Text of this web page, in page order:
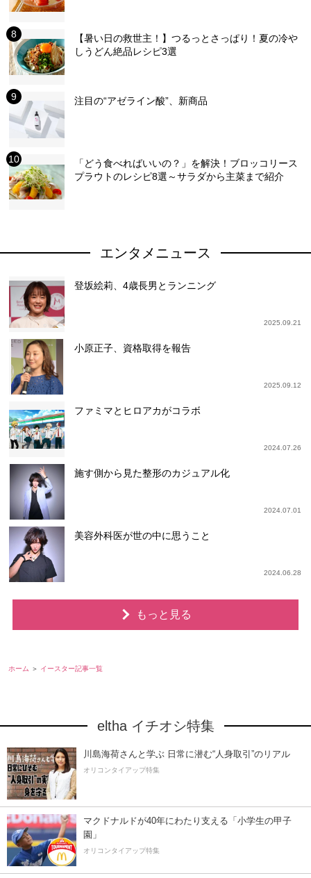
【暑い日の救世主！】つるっとさっぱり！夏の冷や
しうどん絶品レシピ3選
注目の“アゼライン酸”、新商品
「どう食べればいいの？」を解決！ブロッコリース
プラウトのレシピ8選～サラダから主菜まで紹介
エンタメニュース
登坂絵莉、4歳長男とランニング
2025.09.21
小原正子、資格取得を報告
2025.09.12
ファミマとヒロアカがコラボ
2024.07.26
施す側から見た整形のカジュアル化
2024.07.01
美容外科医が世の中に思うこと
2024.06.28
もっと見る
ホーム イースター記事一覧
eltha イチオシ特集
川島海荷さんと学ぶ 日常に潜む“人身取引”のリアル
オリコンタイアップ特集
マクドナルドが40年にわたり支える「小学生の甲子
園」
オリコンタイアップ特集